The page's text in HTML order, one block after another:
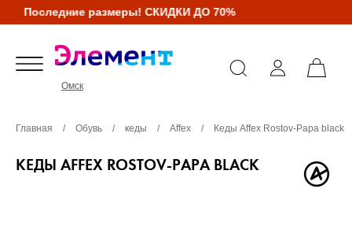
Последние размеры! СКИДКИ ДО 70%
Омск
Главная / Обувь / кеды / Affex / Кеды Affex Rostov-Papa black
КЕДЫ AFFEX ROSTOV-PAPA BLACK